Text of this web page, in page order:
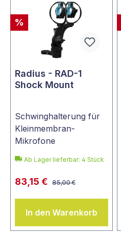
%
Radius - RAD-1
Shock Mount
Schwinghalterung für
Kleinmembran-
Mikrofone
Ab Lager lieferbar: 4 Stück
83,15 € 85,00 €
In den Warenkorb